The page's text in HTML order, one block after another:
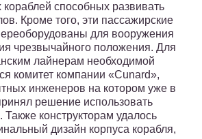
кораблей способных развивать
Кроме того, эти пассажирские
для вооружения
чрезвычайного положения. Для
лайнерам необходимой
комитет компании «Cunard»,
инженеров на котором уже в
решение использовать
конструкторам удалось
дизайн корпуса корабля,